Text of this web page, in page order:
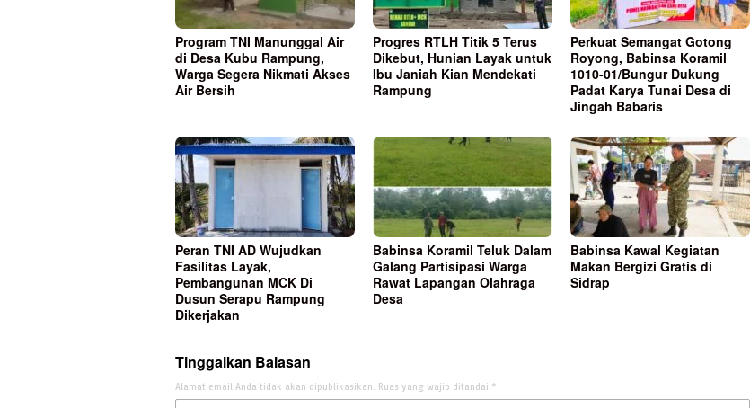
Program TNI Manunggal Air
di Desa Kubu Rampung,
Warga Segera Nikmati Akses
Air Bersih
Progres RTLH Titik 5 Terus
Dikebut, Hunian Layak untuk
Ibu Janiah Kian Mendekati
Rampung
Perkuat Semangat Gotong
Royong, Babinsa Koramil
1010-01/Bungur Dukung
Padat Karya Tunai Desa di
Jingah Babaris
Peran TNI AD Wujudkan
Fasilitas Layak,
Pembangunan MCK Di
Dusun Serapu Rampung
Dikerjakan
Babinsa Koramil Teluk Dalam
Galang Partisipasi Warga
Rawat Lapangan Olahraga
Desa
Babinsa Kawal Kegiatan
Makan Bergizi Gratis di
Sidrap
Tinggalkan Balasan
Alamat email Anda tidak akan dipublikasikan. Ruas yang wajib ditandai *